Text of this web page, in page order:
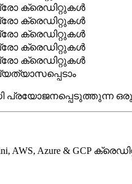
ക്രെഡിറ്റുകൾ
ക്രെഡിറ്റുകൾ
ക്രെഡിറ്റുകൾ
ക്രെഡിറ്റുകൾ
ക്രെഡിറ്റുകൾ
ഒരു
AWS, Azure & GCP